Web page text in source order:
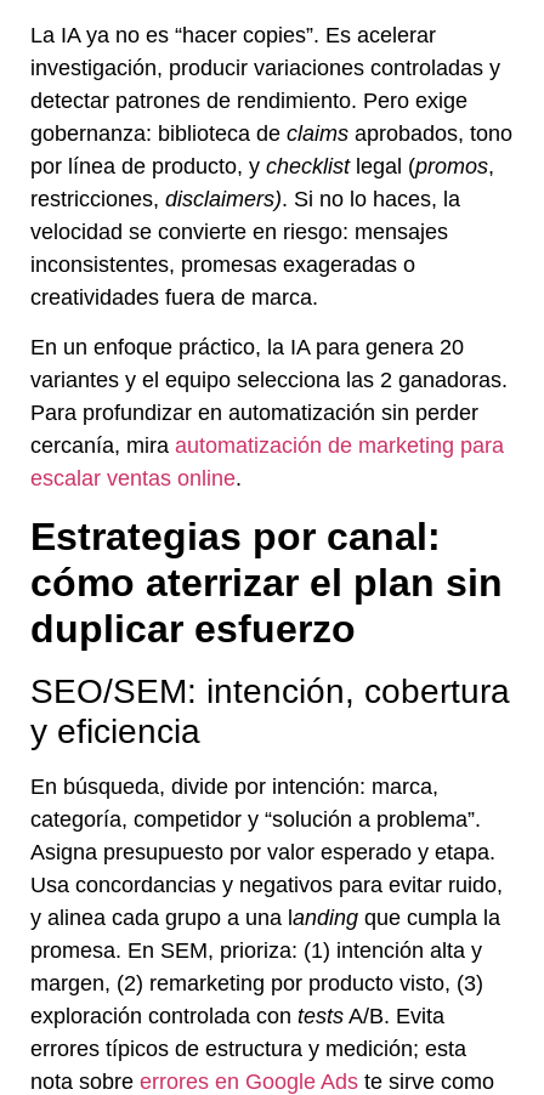
La IA ya no es “hacer copies”. Es acelerar
investigación, producir variaciones controladas y
detectar patrones de rendimiento. Pero exige
gobernanza: biblioteca de claims aprobados, tono
por línea de producto, y checklistlegal (promos,
restricciones, disclaimers). Si no lo haces, la
velocidad se convierte en riesgo: mensajes
inconsistentes, promesas exageradas o
creatividades fuera de marca.
En un enfoque práctico, la IA para genera 20
variantes y el equipo selecciona las 2 ganadoras.
Para profundizar en automatización sin perder
cercanía, mira automatización de marketing para
escalar ventas online.
Estrategias por canal:
cómo aterrizar el plan sin
duplicar esfuerzo
SEO/SEM: intención, cobertura
y eficiencia
En búsqueda, divide por intención: marca,
categoría, competidor y “solución a problema”.
Asigna presupuesto por valor esperado y etapa.
Usa concordancias y negativos para evitar ruido,
y alinea cada grupo a una landing que cumpla la
promesa. En SEM, prioriza: (1) intención alta y
margen, (2) remarketing por producto visto, (3)
exploración controlada con tests A/B. Evita
errores típicos de estructura y medición; esta
nota sobre errores en Google Ads te sirve como